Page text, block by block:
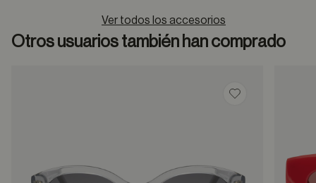
Ver todos los accesorios
Otros usuarios también han comprado
Guardar en